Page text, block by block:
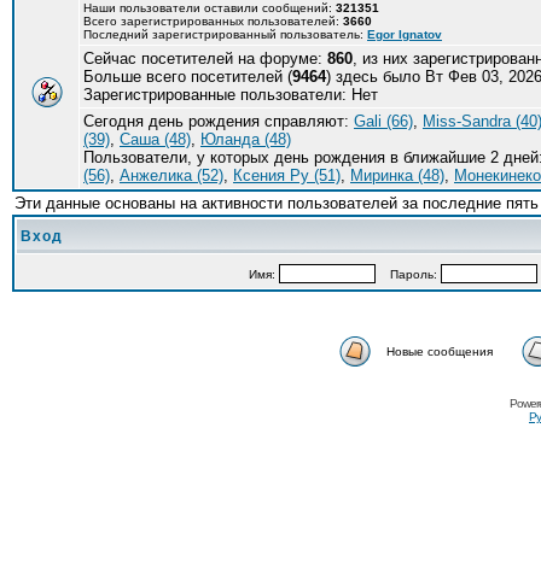
Наши пользователи оставили сообщений: 321351
Всего зарегистрированных пользователей: 3660
Последний зарегистрированный пользователь: Egor Ignatov
Сейчас посетителей на форуме: 860, из них
Больше всего посетителей (9464) здесь было Вт Фев 03,
Зарегистрированные пользователи: Нет
Сегодня день рождения справляют: Gali (66), Miss-Sandra (40)
(39), Саша (48), Юланда (48)
Пользователи, у которых день рождения в ближайшие 2
(56), Анжелика (52), Ксения Ру (51), Миринка (48),
Эти данные основаны на активности пользователей за последние
Вход
Имя: Пароль:
Новые сообщения